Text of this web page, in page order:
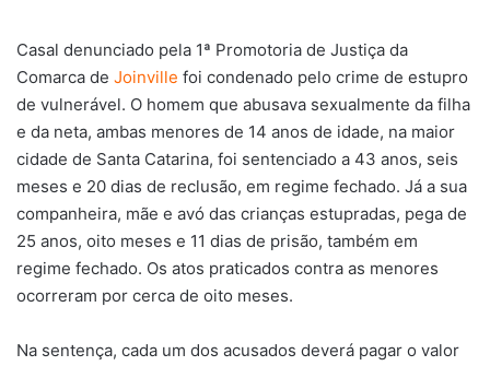
Casal denunciado pela 1ª Promotoria de Justiça da
Comarca de Joinville foi condenado pelo crime de estupro
de vulnerável. O homem que abusava sexualmente da filha
e da neta, ambas menores de 14 anos de idade, na maior
cidade de Santa Catarina, foi sentenciado a 43 anos, seis
meses e 20 dias de reclusão, em regime fechado. Já a sua
companheira, mãe e avó das crianças estupradas, pega de
25 anos, oito meses e 11 dias de prisão, também em
regime fechado. Os atos praticados contra as menores
ocorreram por cerca de oito meses.
Na sentença, cada um dos acusados deverá pagar o valor